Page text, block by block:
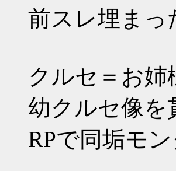
前スレ埋まっ
クルセ＝お
幼クルセ像を
RPで同垢モ